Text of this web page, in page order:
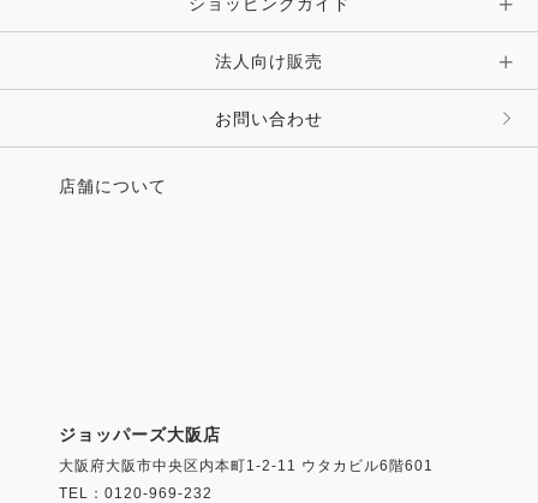
法人向け販売
お問い合わせ
店舗について
ジョッパーズ大阪店
大阪府大阪市中央区内本町1-2-11 ウタカビル6階601
TEL：0120-969-232